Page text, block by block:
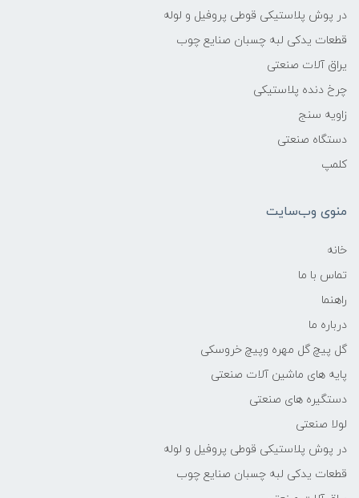
در پوش پلاستیکی قوطی پروفیل و لوله
قطعات یدکی لبه چسبان صنایع چوب
یراق آلات صنعتی
چرخ دنده پلاستیکی
زاویه سنج
دستگاه صنعتی
کلمپ
منوی وب‌سایت
خانه
تماس با ما
راهنما
درباره ما
گل پیچ گل مهره وپیچ خروسکی
پایه های ماشین آلات صنعتی
دستگیره های صنعتی
لولا صنعتی
در پوش پلاستیکی قوطی پروفیل و لوله
قطعات یدکی لبه چسبان صنایع چوب